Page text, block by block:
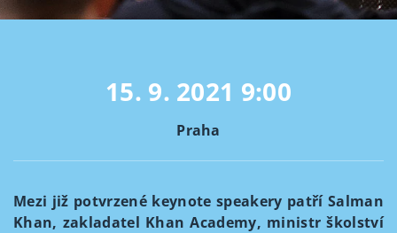
15. 9. 2021 9:00
Praha
Mezi již potvrzené keynote speakery patří Salman
Khan, zakladatel Khan Academy, ministr školství